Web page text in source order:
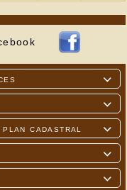



cadastral

